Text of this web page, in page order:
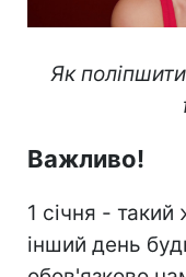
Як
Важливо!
1 січня -
інший день